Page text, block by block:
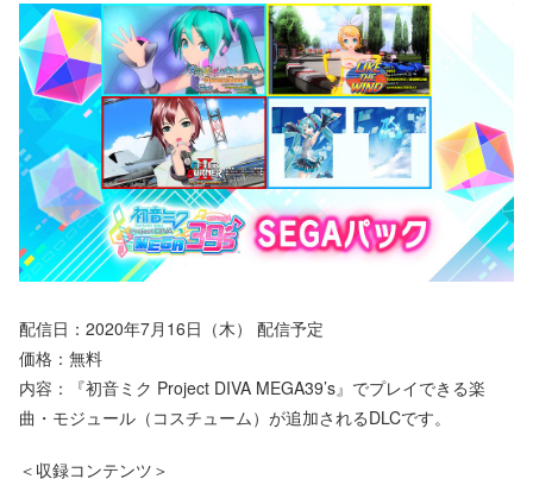
配信日：2020年7月16日（木） 配信予定
価格：無料
内容：『初音ミク Project DIVA MEGA39’s』でプレイできる楽
曲・モジュール（コスチューム）が追加されるDLCです。
＜収録コンテンツ＞